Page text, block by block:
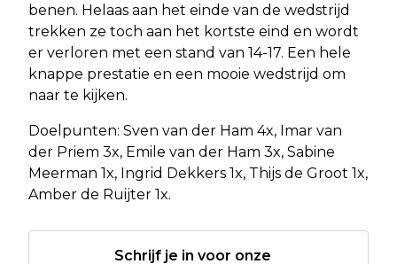
benen. Helaas aan het einde van de wedstrijd
trekken ze toch aan het kortste eind en wordt
er verloren met een stand van 14-17. Een hele
knappe prestatie en een mooie wedstrijd om
naar te kijken.
Doelpunten: Sven van der Ham 4x, Imar van
der Priem 3x, Emile van der Ham 3x, Sabine
Meerman 1x, Ingrid Dekkers 1x, Thijs de Groot 1x,
Amber de Ruijter 1x.
Schrijf je in voor onze